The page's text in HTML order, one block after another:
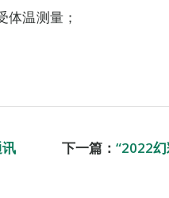
体温测量；
下一篇： “2022